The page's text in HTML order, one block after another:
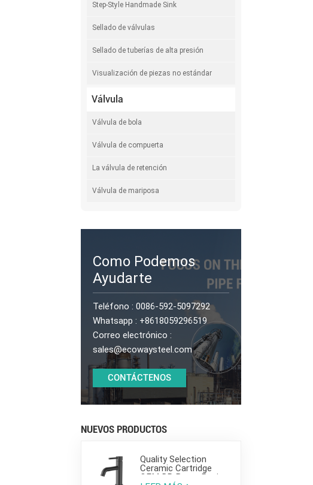
Step-Style Handmade Sink
Sellado de válvulas
Sellado de tuberías de alta presión
Visualización de piezas no estándar
Válvula
Válvula de bola
Válvula de compuerta
La válvula de retención
Válvula de mariposa
Como Podemos
Ayudarte
Teléfono : 0086-592-5097292
Whatsapp : +8618059296519
Correo electrónico :
sales@ecowaysteel.com
CONTÁCTENOS
NUEVOS PRODUCTOS
Quality Selection
Ceramic Cartridge
OEM DR Brass Basin